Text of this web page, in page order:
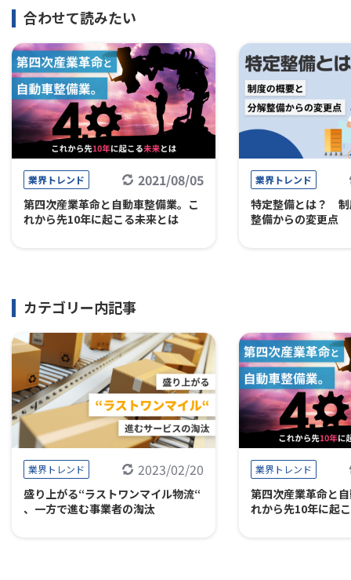
合わせて読みたい
業界トレンド 2021/08/05
第四次産業革命と自動車整備業。こ
れから先10年に起こる未来とは
業界トレンド
特定整備とは？ 制
整備からの変更点
カテゴリー内記事
業界トレンド 2023/02/20
盛り上がる“ラストワンマイル物流“
、一方で進む事業者の淘汰
業界トレンド
第四次産業革命と
れから先10年に起